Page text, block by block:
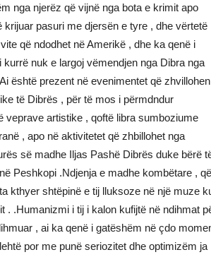
nga njerëz që vijnë nga bota e krimit apo
pasuri me djersën e tyre , dhe vërtetë
që ndodhet në Amerikë , dhe ka qenë i
nuk e largoj vëmendjen nga Dibra nga
është prezent në evenimentet që zhvillohen
të Dibrës , për të mos i përmdndur
veprave artistike , qoftë libra sumboziume
, apo në aktivitetet që zhbillohet nga
së madhe Iljas Pashë Dibrës duke bërë
Peshkopi .Ndjenja e madhe kombëtare , që
kthyer shtëpinë e tij lluksoze në një muze
. .Humanizmi i tij i kalon kufijtë në ndihmat
, ai ka qenë i gatëshëm në çdo
por me punë seriozitet dhe optimizëm ja